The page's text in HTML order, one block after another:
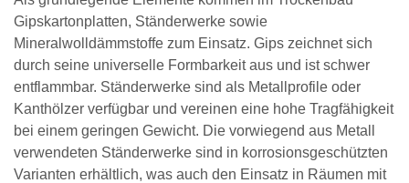
Gipskartonplatten, Ständerwerke sowie
Mineralwolldämmstoffe zum Einsatz. Gips zeichnet sich
durch seine universelle Formbarkeit aus und ist schwer
entflammbar. Ständerwerke sind als Metallprofile oder
Kanthölzer verfügbar und vereinen eine hohe Tragfähigkeit
bei einem geringen Gewicht. Die vorwiegend aus Metall
verwendeten Ständerwerke sind in korrosionsgeschützten
Varianten erhältlich, was auch den Einsatz in Räumen mit